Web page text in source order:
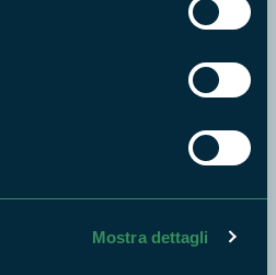
Mostra dettagli
Storie